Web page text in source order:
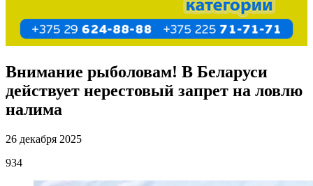
Внимание рыболовам! В Беларуси
действует нерестовый запрет на ловлю
налима
26 декабря 2025
934